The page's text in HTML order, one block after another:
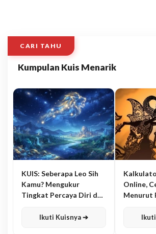
CARI TAHU
Kumpulan Kuis Menarik
KUIS: Seberapa Leo Sih
Kamu? Mengukur
Tingkat Percaya Diri dan
Ikuti Kuisnya ➔
Online,
Menurut